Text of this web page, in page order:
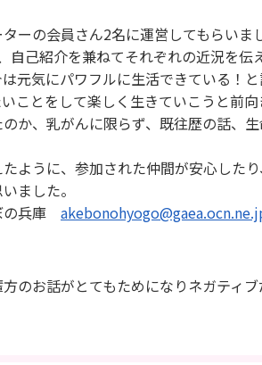
ーの会員さん2名に運営してもらい
己紹介を兼ねてそれぞれの近況を伝
元気にパワフルに生活できている！
ことをして楽しく生きていこうと前
か、乳がんに限らず、既往歴の話、
ように、参加された仲間が安心した
ました。
の兵庫
のお話がとてもためになりネガティ